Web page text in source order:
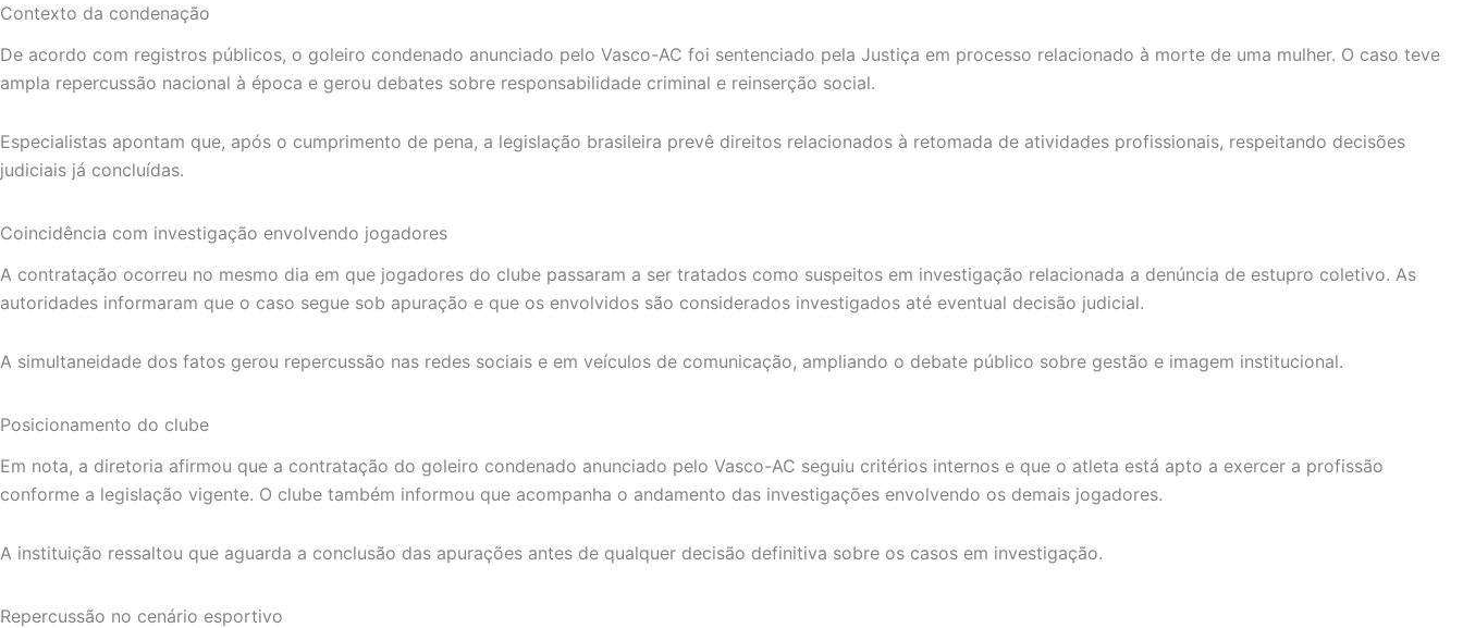
Contexto da condenação
De acordo com registros públicos, o goleiro condenado anunciado pelo Vasco-AC foi sentenciado pela Justiça em processo relacionado à morte de uma mulher. O caso teve
ampla repercussão nacional à época e gerou debates sobre responsabilidade criminal e reinserção social.
Especialistas apontam que, após o cumprimento de pena, a legislação brasileira prevê direitos relacionados à retomada de atividades profissionais, respeitando decisões
judiciais já concluídas.
Coincidência com investigação envolvendo jogadores
A contratação ocorreu no mesmo dia em que jogadores do clube passaram a ser tratados como suspeitos em investigação relacionada a denúncia de estupro coletivo. As
autoridades informaram que o caso segue sob apuração e que os envolvidos são considerados investigados até eventual decisão judicial.
A simultaneidade dos fatos gerou repercussão nas redes sociais e em veículos de comunicação, ampliando o debate público sobre gestão e imagem institucional.
Posicionamento do clube
Em nota, a diretoria afirmou que a contratação do goleiro condenado anunciado pelo Vasco-AC seguiu critérios internos e que o atleta está apto a exercer a profissão
conforme a legislação vigente. O clube também informou que acompanha o andamento das investigações envolvendo os demais jogadores.
A instituição ressaltou que aguarda a conclusão das apurações antes de qualquer decisão definitiva sobre os casos em investigação.
Repercussão no cenário esportivo